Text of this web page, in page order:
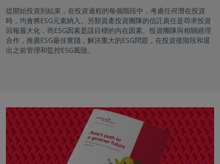
從開始投資到結束，在投資過程的每個階段中，考慮任何潛在投資
時，均會將ESG元素納入。另類資產投資團隊的信託責任是尋求投資
回報最大化，而ESG因素是該目標的內在因素。投資團隊與相關經理
合作，推廣ESG最佳實踐，解決重大的ESG問題，在投資後階段和退
出之前管理和監控ESG風險。